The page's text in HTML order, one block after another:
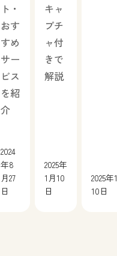
ト・
おす
すめ
サー
ビス
を紹
介
2024
年8
月27
日
キャ
プチ
ャ付
きで
解説
2025年
1月10
日
2025年
10日